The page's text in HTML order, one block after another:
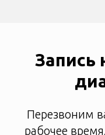
Запись
Перезвоним
рабочее